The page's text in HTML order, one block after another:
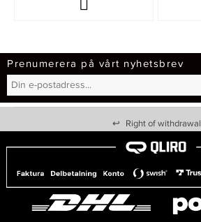
Prenumerera på vårt nyhetsbrev
↩ Right of withdrawal